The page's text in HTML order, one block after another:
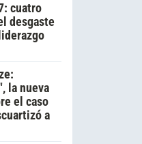
cuatro
desgaste
la nueva
el caso
a